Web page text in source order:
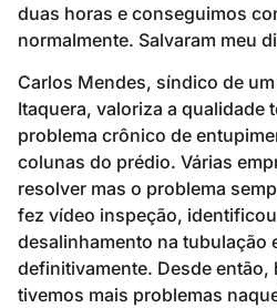
duas horas e conseguimos
normalmente. Salvaram meu
Carlos Mendes, síndico de
Itaquera, valoriza a qualidade
problema crônico de
colunas do prédio. Várias
resolver mas o problema
fez vídeo inspeção,
desalinhamento na tubulação
definitivamente. Desde então,
tivemos mais problemas